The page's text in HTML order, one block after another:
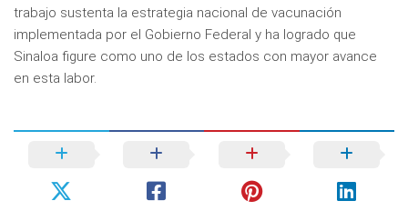
trabajo sustenta la estrategia nacional de vacunación
implementada por el Gobierno Federal y ha logrado que
Sinaloa figure como uno de los estados con mayor avance
en esta labor.